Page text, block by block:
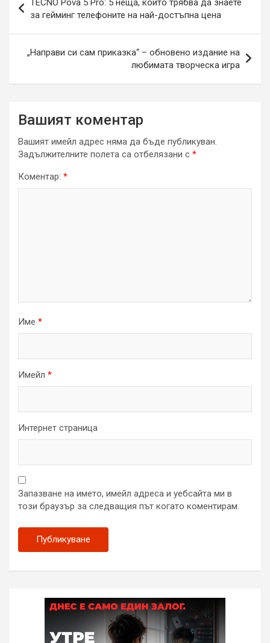
TECNO Pova 5 Pro: 5 неща, които трябва да знаете
за гейминг телефоните на най-достъпна цена
„Направи си сам приказка“ – обновено издание на
любимата творческа игра
Вашият коментар
Вашият имейл адрес няма да бъде публикуван.
Задължителните полета са отбелязани с *
Коментар: *
Име *
Имейл *
Интернет страница
Запазване на името, имейл адреса и уебсайта ми в
този браузър за следващия път когато коментирам.